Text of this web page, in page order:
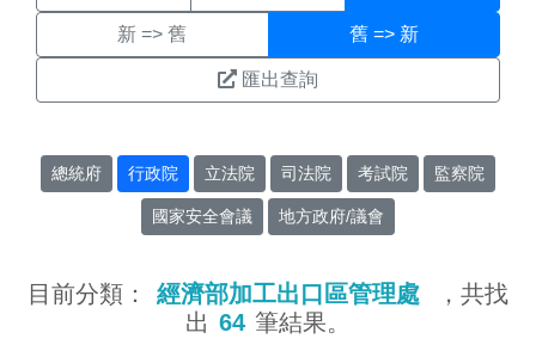
新 => 舊 舊 => 新
匯出查詢
總統府 行政院 立法院 司法院 考試院 監察院
國家安全會議 地方政府/議會
目前分類： 經濟部加工出口區管理處
，共找
出 64 筆結果。